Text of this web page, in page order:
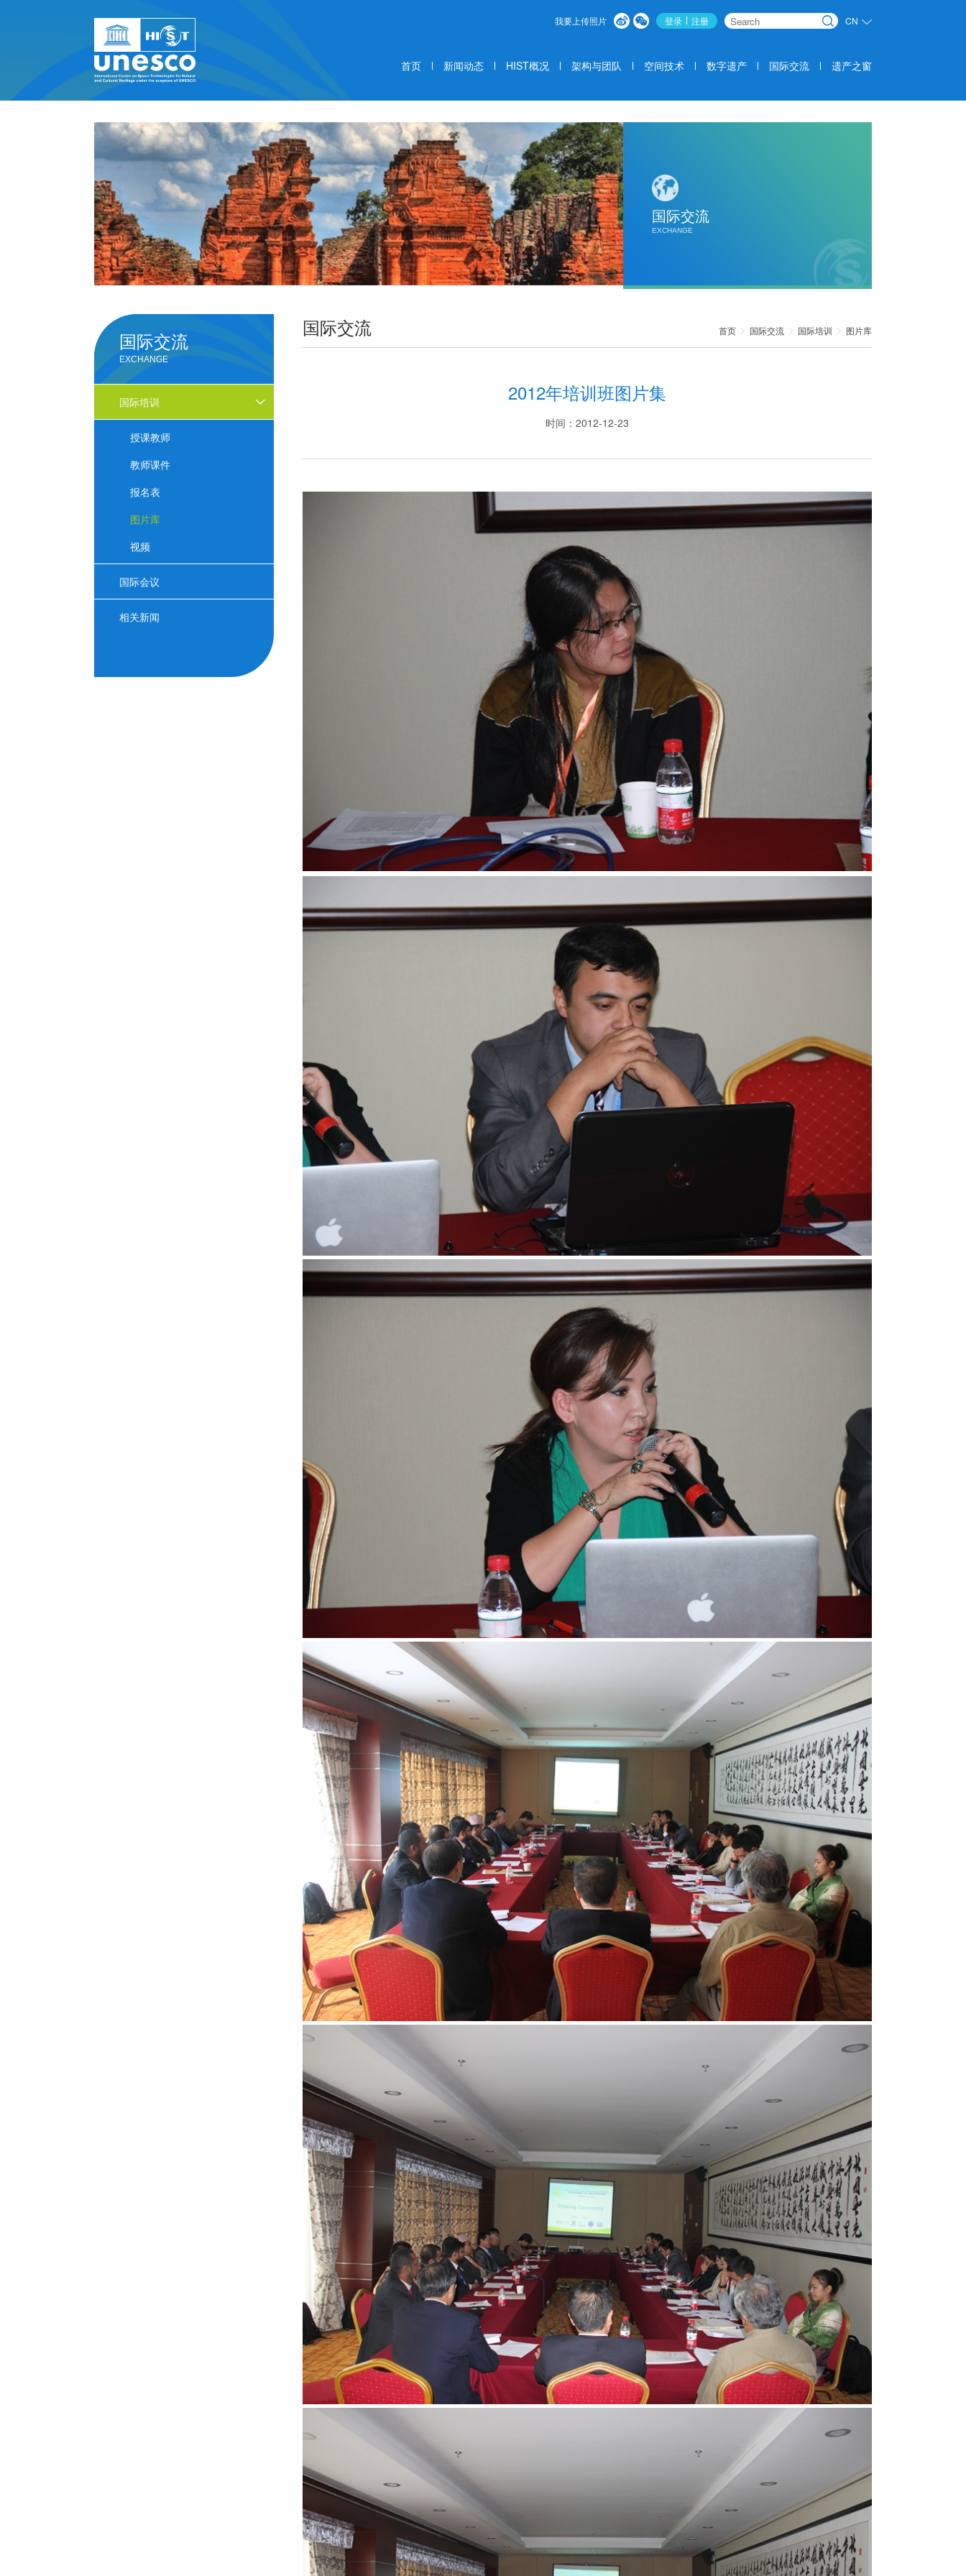
我要上传照片 登录 注册 CN
首页 新闻动态 HIST概况 架构与团队 空间技术 数字遗产 国际交流 遗产之窗
国际交流
EXCHANGE
国际交流 首页 国际交流 国际培训 图片库
2012年培训班图片集
时间：2012-12-23
国际交流
EXCHANGE
国际培训
授课教师
教师课件
报名表
图片库
视频
国际会议
相关新闻